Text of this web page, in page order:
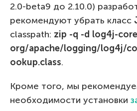
2.0-beta9 до 2.10.0)
рекомендуют убрать класс
classpath: zip -q -d log4j-
org/apache/logging/log4j/
ookup.class.
Кроме того, мы
необходимости установки